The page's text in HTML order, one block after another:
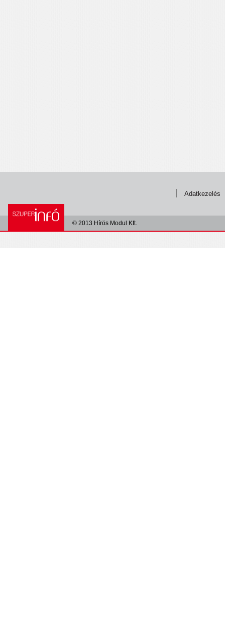
Adatkezelés
© 2013 Hírös Modul Kft.